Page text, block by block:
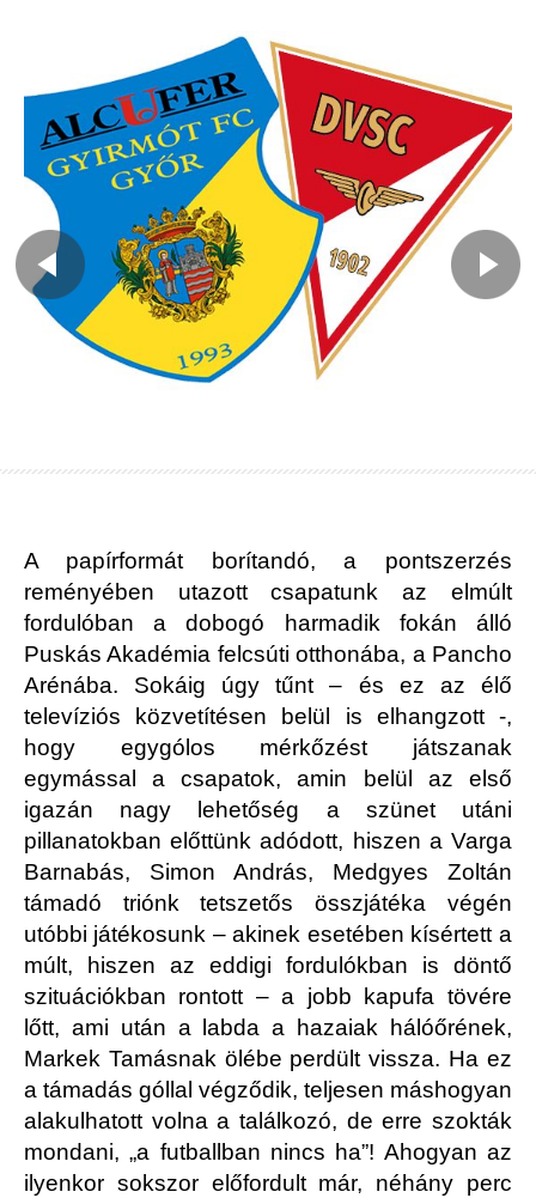
A papírformát borítandó, a pontszerzés
reményében utazott csapatunk az elmúlt
fordulóban a dobogó harmadik fokán álló
Puskás Akadémia felcsúti otthonába, a Pancho
Arénába. Sokáig úgy tűnt – és ez az élő
televíziós közvetítésen belül is elhangzott -,
hogy egygólos mérkőzést játszanak
egymással a csapatok, amin belül az első
igazán nagy lehetőség a szünet utáni
pillanatokban előttünk adódott, hiszen a Varga
Barnabás, Simon András, Medgyes Zoltán
támadó triónk tetszetős összjátéka végén
utóbbi játékosunk – akinek esetében kísértett a
múlt, hiszen az eddigi fordulókban is döntő
szituációkban rontott – a jobb kapufa tövére
lőtt, ami után a labda a hazaiak hálóőrének,
Markek Tamásnak ölébe perdült vissza. Ha ez
a támadás góllal végződik, teljesen máshogyan
alakulhatott volna a találkozó, de erre szokták
mondani, „a futballban nincs ha”! Ahogyan az
ilyenkor sokszor előfordult már, néhány perc